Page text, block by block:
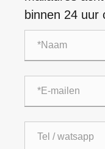
binnen 24 uur